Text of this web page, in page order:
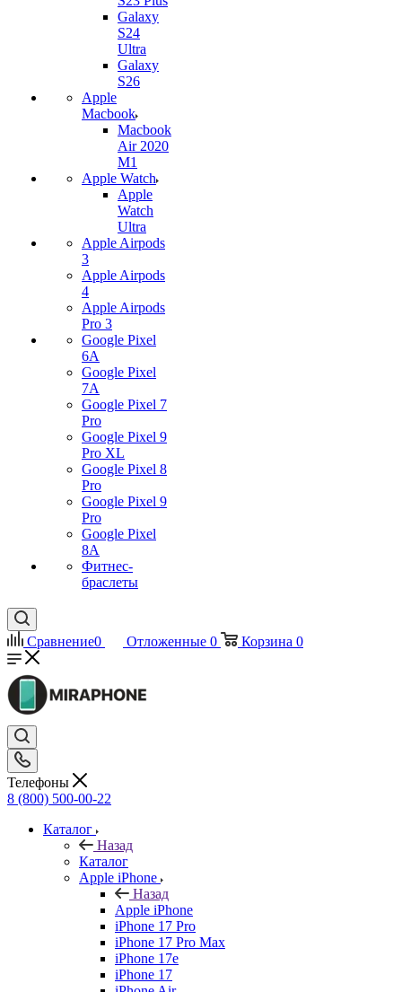
Galaxy
S24
Ultra
Galaxy
S26
Apple
Macbook
Macbook
Air 2020
M1
Apple Watch
Apple
Watch
Ultra
Apple Airpods
3
Apple Airpods
4
Apple Airpods
Pro 3
Google Pixel
6A
Google Pixel
7А
Google Pixel 7
Pro
Google Pixel 9
Pro XL
Google Pixel 8
Pro
Google Pixel 9
Pro
Google Pixel
8A
Фитнес-
браслеты
Сравнение0 Отложенные 0 Корзина 0
Телефоны
8 (800) 500-00-22
Каталог
Назад
Каталог
Apple iPhone
Назад
Apple iPhone
iPhone 17 Pro
iPhone 17 Pro Max
iPhone 17e
iPhone 17